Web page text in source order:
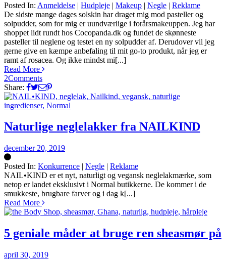
Posted In: Anmeldelse | Hudpleje | Makeup | Negle | Reklame
Silke
De sidste mange dages solskin har draget mig mod pasteller og
solpudder, som for mig er uundværlige i forårsmakeuppen. Jeg har
shoppet lidt rundt hos Cocopanda.dk og fundet de skønneste
pasteller til neglene og testet en ny solpudder af. Derudover vil jeg
gerne give en kæmpe anbefaling til mit go-to produkt, når jeg er
ramt af rosacea. Og ikke mindst mi[...]
Read More
2Comments
Share:
Naturlige neglelakker fra NAILKIND
december 20, 2019
Posted In: Konkurrence | Negle | Reklame
Silke
NAIL•KIND er et nyt, naturligt og vegansk neglelakmærke, som
netop er landet eksklusivt i Normal butikkerne. De kommer i de
smukkeste, brugbare farver og i dag k[...]
Read More
5 geniale måder at bruge ren sheasmør på
april 30, 2019